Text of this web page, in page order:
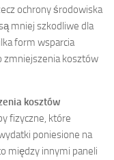
ochrony środowiska
mniej szkodliwe dla
form wsparcia
zmniejszenia kosztów
kosztów
fizyczne, które
poniesione na
między innymi paneli